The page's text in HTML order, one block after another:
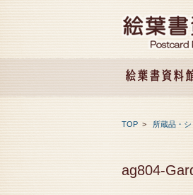
絵葉書資料
TOP > 所蔵品・
ag804-